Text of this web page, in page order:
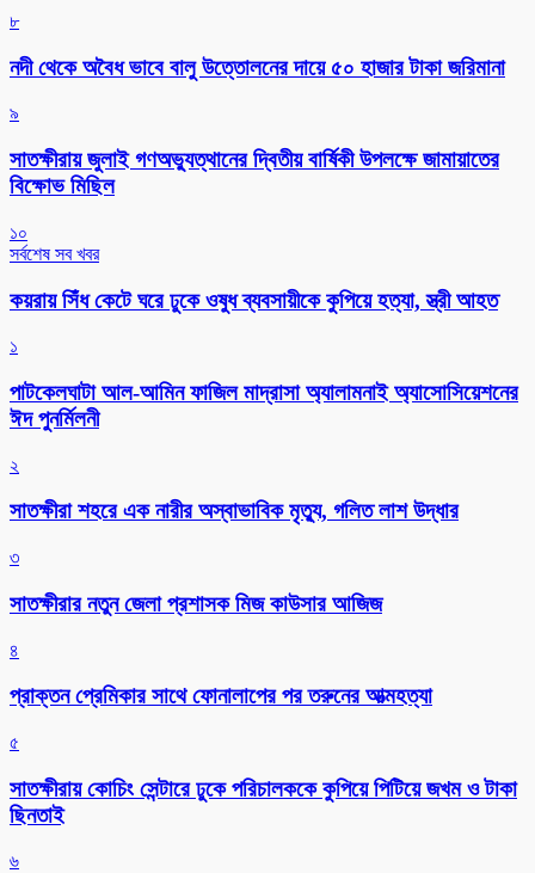
৮
নদী থেকে অবৈধ ভাবে বালু উত্তোলনের দায়ে ৫০ হাজার টাকা জরিমানা
৯
সাতক্ষীরায় জুলাই গণঅভ্যুত্থানের দ্বিতীয় বার্ষিকী উপলক্ষে জামায়াতের
বিক্ষোভ মিছিল
১০
সর্বশেষ সব খবর
কয়রায় সিঁধ কেটে ঘরে ঢুকে ওষুধ ব্যবসায়ীকে কুপিয়ে হত্যা, স্ত্রী আহত
১
পাটকেলঘাটা আল-আমিন ফাজিল মাদ্রাসা অ্যালামনাই অ্যাসোসিয়েশনের
ঈদ পুনর্মিলনী
২
সাতক্ষীরা শহরে এক নারীর অস্বাভাবিক মৃত্যু, গলিত লাশ উদ্ধার
৩
সাতক্ষীরার নতুন জেলা প্রশাসক মিজ কাউসার আজিজ
৪
প্রাক্তন প্রেমিকার সাথে ফোনালাপের পর তরুনের আত্মহত্যা
৫
সাতক্ষীরায় কোচিং সেন্টারে ঢুকে পরিচালককে কুপিয়ে পিটিয়ে জখম ও টাকা
ছিনতাই
৬